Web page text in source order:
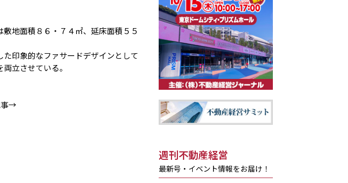
地面積８６・７４㎡、延床面積５５
印象的なファサードデザインとして
立させている。
事→
週刊不動産経営
最新号・イベント情報をお届け！